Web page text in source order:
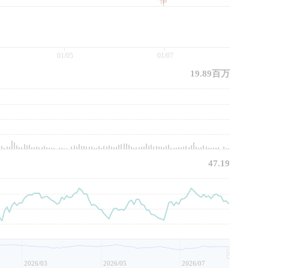
01/05 01/07
2026/03 2026/05 2026/07
19.89百万
47.19